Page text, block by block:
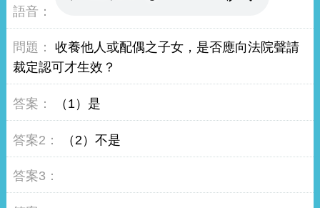
收養他人或配偶之子女，是否應向法院聲請
裁定認可才生效？
（1）是
（2）不是